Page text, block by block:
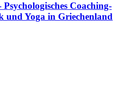
Coaching-
und Yoga in Griechenland